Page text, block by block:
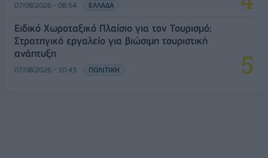
07/08/2026 - 08:54 ΕΛΛΑΔΑ
Ειδικό Χωροταξικό Πλαίσιο για τον Τουρισμό:
Στρατηγικό εργαλείο για βιώσιμη τουριστική
ανάπτυξη
07/08/2026 - 10:43 ΠΟΛΙΤΙΚΗ